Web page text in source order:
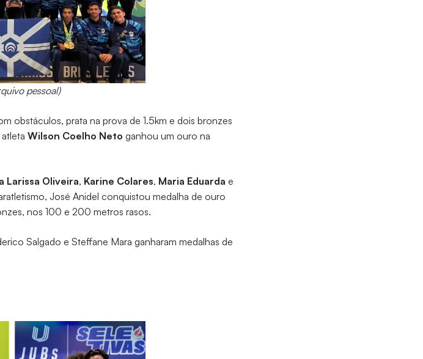
pessoal)
obstáculos, prata na prova de 1.5km e dois bronzes
atletaWilson Coelho Neto ganhou um ouro na
Larissa Oliveira, Karine Colares, Maria Eduarda e
José Anidel conquistou medalha de ouro
nos 100 e 200 metros rasos.
Salgado e Steffane Mara ganharam medalhas de